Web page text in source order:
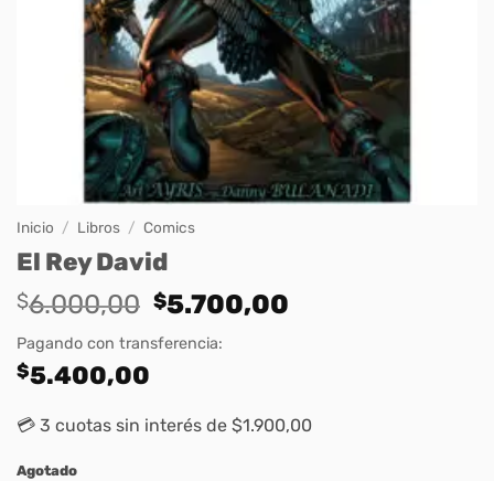
Inicio / Libros / Comics
El Rey David
$6.000,00 Original
price
was:
$5.700,00
Pagando con transferencia:
$5.400,00
💳 3 cuotas sin interés de $1.900,00
Agotado